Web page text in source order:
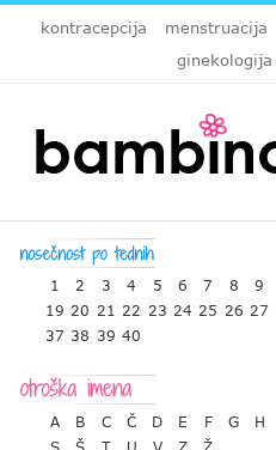
kontracepcija menstruacija
ginekologija
1 2 3 4 5 6 7 8 9
19 20 21 22 23 24 25 26 27
37 38 39 40
A B C Č D E F G H
S
Š T U V Z Ž